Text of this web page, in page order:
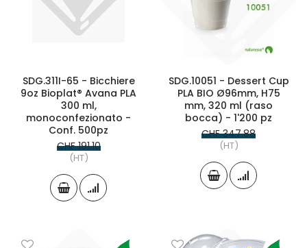
SDG.311I-65 - Bicchiere
9oz Bioplat® Avana PLA
300 ml,
monoconfezionato -
Conf. 500pz
CHF 191.10
(HT)
SDG.10051 - Dessert Cup
PLA BIO Ø96mm, H75
mm, 320 ml (raso
bocca) - 1'200 pz
CHF 347.88
(HT)